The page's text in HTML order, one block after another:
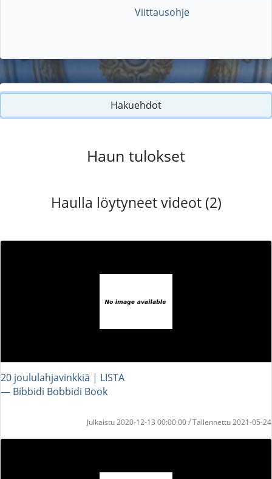
Viittausohje
Hakuehdot
Haun tulokset
Haulla löytyneet videot (2)
20 joululahjavinkkiä | LISTA
― Bibbidi Bobbidi Book
Julkaistu 2020-12-13 00:00:00 / Tallennettu 2021-05-24